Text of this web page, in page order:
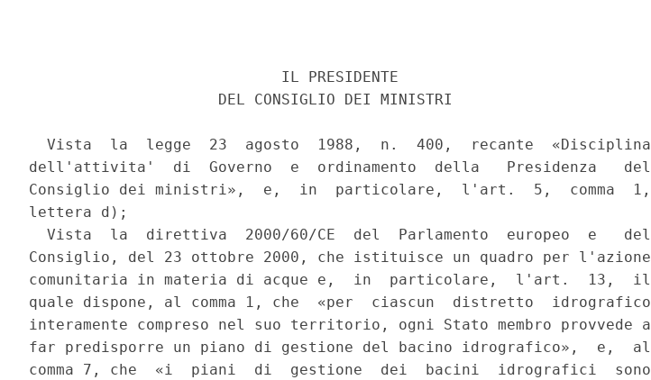
                            IL PRESIDENTE
                     DEL CONSIGLIO DEI MINISTRI
  Vista  la  legge  23  agosto  1988,  n.  400,  recante  «Disciplina
dell'attivita'  di  Governo  e  ordinamento  della   Presidenza   del
Consiglio dei ministri»,  e,  in  particolare,  l'art.  5,  comma  1,
lettera d);
  Vista  la  direttiva  2000/60/CE  del  Parlamento  europeo  e   del
Consiglio, del 23 ottobre 2000, che istituisce un quadro per l'azione
comunitaria in materia di acque e,  in  particolare,  l'art.  13,  il
quale dispone, al comma 1, che  «per  ciascun  distretto  idrografico
interamente compreso nel suo territorio, ogni Stato membro provvede a
far predisporre un piano di gestione del bacino idrografico»,  e,  al
comma 7, che  «i  piani  di  gestione  dei  bacini  idrografici  sono